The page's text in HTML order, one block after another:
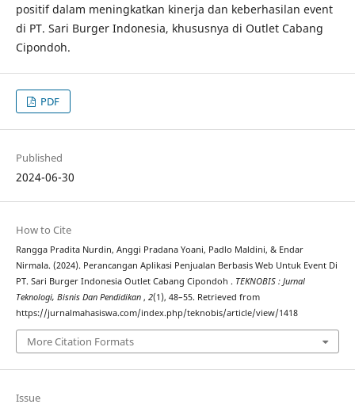
positif dalam meningkatkan kinerja dan keberhasilan event
di PT. Sari Burger Indonesia, khususnya di Outlet Cabang
Cipondoh.
PDF
Published
2024-06-30
How to Cite
Rangga Pradita Nurdin, Anggi Pradana Yoani, Padlo Maldini, & Endar
Nirmala. (2024). Perancangan Aplikasi Penjualan Berbasis Web Untuk Event Di
PT. Sari Burger Indonesia Outlet Cabang Cipondoh . TEKNOBIS : Jurnal
Teknologi, Bisnis Dan Pendidikan , 2(1), 48–55. Retrieved from
https://jurnalmahasiswa.com/index.php/teknobis/article/view/1418
More Citation Formats
Issue